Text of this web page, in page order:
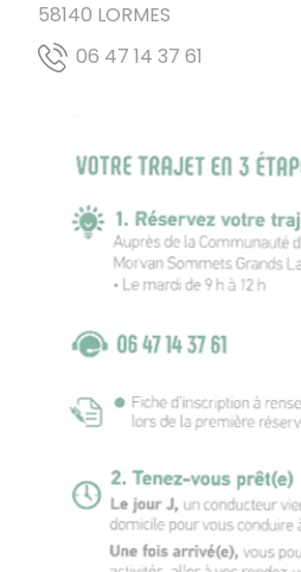
58140 LORMES
16 73 41 74 60